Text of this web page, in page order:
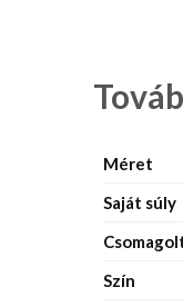
Méret
Saját súly
Szín